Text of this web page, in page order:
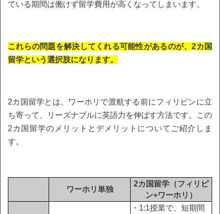
ている期間は働けず留学費用が高くなってしまいます。
これらの問題を解決してくれる可能性があるのが、2カ国
留学という選択肢になります。
2カ国留学とは、ワーホリで渡航する前にフィリピンに立
ち寄って、リーズナブルに英語力を伸ばす方法です。この
2カ国留学のメリットとデメリットについてご紹介しま
す。
ワーホリ単独
2カ国留学（フィリピ
ン+ワーホリ）
・1:1授業で、短期間